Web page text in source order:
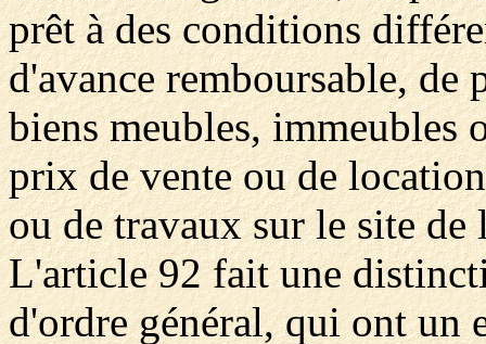
prêt à des conditions
d'avance remboursable, de
biens meubles, immeubles
prix de vente ou de
ou de travaux sur le site de
L'article 92 fait une
d'ordre général, qui ont un